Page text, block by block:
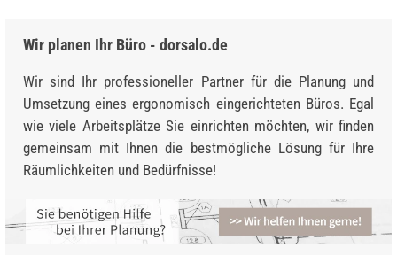
Wir planen Ihr Büro - dorsalo.de
Wir sind Ihr professioneller Partner für die Planung und
Umsetzung eines ergonomisch eingerichteten Büros. Egal
wie viele Arbeitsplätze Sie einrichten möchten, wir finden
gemeinsam mit Ihnen die bestmögliche Lösung für Ihre
Räumlichkeiten und Bedürfnisse!